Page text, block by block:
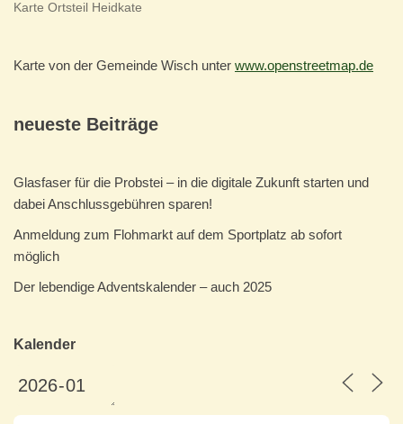
Karte Ortsteil Heidkate
Karte von der Gemeinde Wisch unter www.openstreetmap.de
neueste Beiträge
Glasfaser für die Probstei – in die digitale Zukunft starten und
dabei Anschlussgebühren sparen!
Anmeldung zum Flohmarkt auf dem Sportplatz ab sofort
möglich
Der lebendige Adventskalender – auch 2025
Kalender